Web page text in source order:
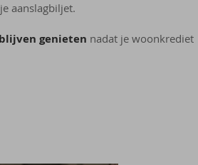
aanslagbiljet.
genieten nadat je woonkrediet